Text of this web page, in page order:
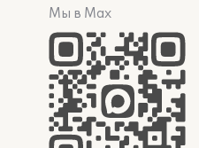
Мы в Max